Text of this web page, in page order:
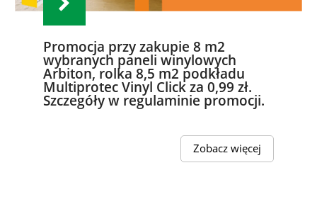
Promocja przy zakupie 8 m2
wybranych paneli winylowych
Arbiton, rolka 8,5 m2 podkładu
Multiprotec Vinyl Click za 0,99 zł.
Szczegóły w regulaminie promocji.
Zobacz więcej